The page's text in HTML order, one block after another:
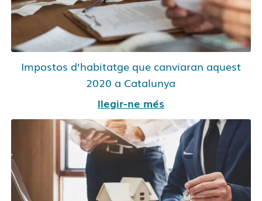
Impostos d’habitatge que canviaran aquest
2020 a Catalunya
llegir-ne més